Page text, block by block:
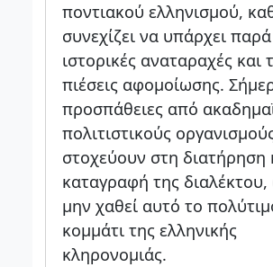
ποντιακού ελληνισμού,
συνεχίζει να υπάρχει παρά
ιστορικές αναταραχές και
πιέσεις αφομοίωσης.
προσπάθειες από
πολιτιστικούς
στοχεύουν στη διατήρηση
καταγραφή της
μην χαθεί αυτό το
κομμάτι της ελληνικής
κληρονομιάς.